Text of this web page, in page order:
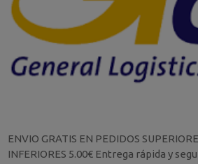
ENVIO GRATIS EN PEDIDOS
INFERIORES 5.00€ Entrega rápida y